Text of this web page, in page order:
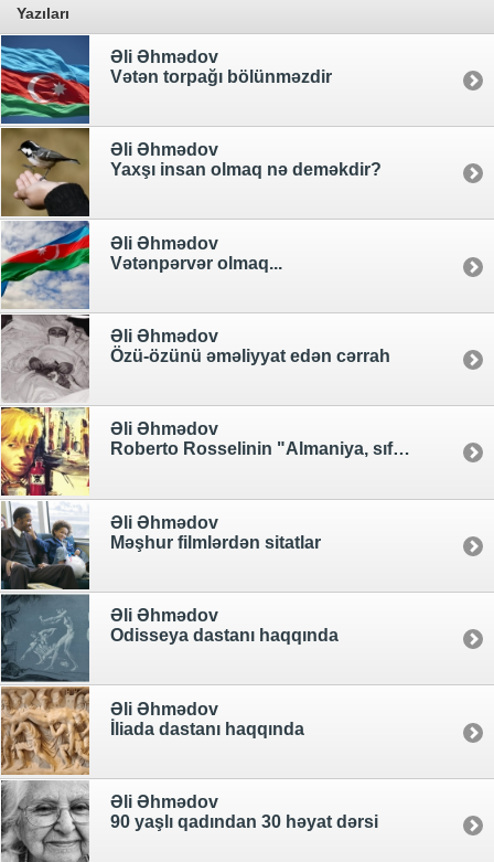
Yazıları
Əli Əhmədov
Vətən torpağı bölünməzdir
Əli Əhmədov
Yaxşı insan olmaq nə deməkdir?
Əli Əhmədov
Vətənpərvər olmaq...
Əli Əhmədov
Özü-özünü əməliyyat edən cərrah
Əli Əhmədov
Roberto Rosselinin "Almaniya, sıfır ili" filmi
Əli Əhmədov
Məşhur filmlərdən sitatlar
Əli Əhmədov
Odisseya dastanı haqqında
Əli Əhmədov
İliada dastanı haqqında
Əli Əhmədov
90 yaşlı qadından 30 həyat dərsi